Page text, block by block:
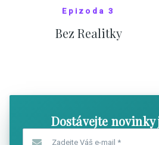
Epizoda 3
Bez Realitky
Dostávejte